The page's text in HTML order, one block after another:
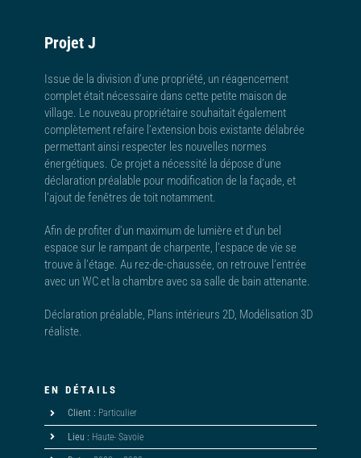
Projet J
Issue de la division d’une propriété, un réagencement
complet était nécessaire dans cette petite maison de
village. Le nouveau propriétaire souhaitait également
complètement refaire l’extension bois existante délabrée
permettant ainsi respecter les nouvelles normes
énergétiques. Ce projet a nécessité la dépose d’une
déclaration préalable pour modification de la façade, et
l’ajout de fenêtres de toit notamment.
Afin de profiter d’un maximum de lumière et d’un bel
espace sur le rampant de charpente, l’espace de vie se
trouve à l’étage. Au rez-de-chaussée, on retrouve l’entrée
avec un WC et la chambre avec sa salle de bain attenante.
Déclaration préalable, Plans intérieurs 2D, Modélisation 3D
réaliste.
EN DÉTAILS
Client : Particulier
Lieu : Haute- Savoie